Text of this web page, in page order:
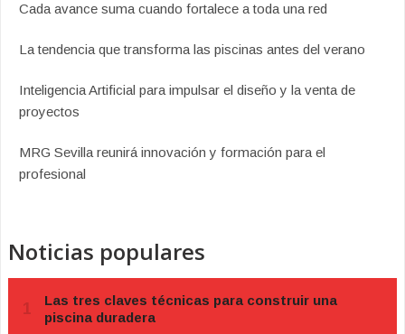
Cada avance suma cuando fortalece a toda una red
La tendencia que transforma las piscinas antes del verano
Inteligencia Artificial para impulsar el diseño y la venta de
proyectos
MRG Sevilla reunirá innovación y formación para el
profesional
Noticias populares